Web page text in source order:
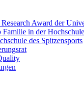
Award der
Familie in der Hochschule
des Spitzensports